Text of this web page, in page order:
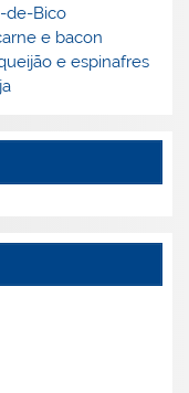
de-Bico
e bacon
e espinafres